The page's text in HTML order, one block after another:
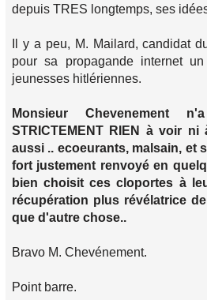
depuis TRES longtemps, ses
Il y a peu, M. Mailard, candidat
pour sa propagande internet
jeunesses hitlériennes.
Monsieur Chevenement
STRICTEMENT RIEN à voir
aussi .. ecoeurants, malsain, et
fort justement renvoyé en
bien choisit ces cloportes à
récupération plus révélatrice
que d'autre chose..
Bravo M. Chevénement.
Point barre.